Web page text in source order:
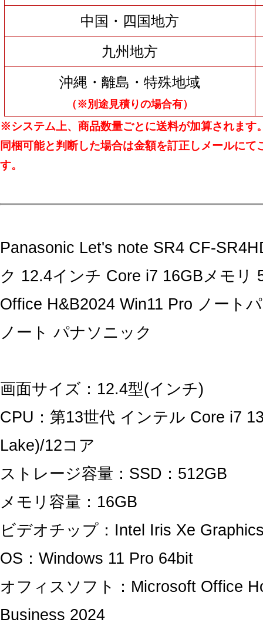
中国・四国地方
九州地方
沖縄・離島・特殊地域
（※別途見積りの場合有）
※システム上、商品数量ごとに送料が加算されます
同梱可能と判断した場合は金額を訂正しメールにて
す。
Panasonic Let's note SR4 CF-
ク 12.4インチ Core i7 16GBメモリ
Office H&B2024 Win11 Pro ノート
ノート パナソニック
画面サイズ：12.4型(インチ)
CPU：第13世代 インテル Core i7
Lake)/12コア
ストレージ容量：SSD：512GB
メモリ容量：16GB
ビデオチップ：Intel Iris Xe
OS：Windows 11 Pro 64bit
オフィスソフト：Microsoft Office
Business 2024